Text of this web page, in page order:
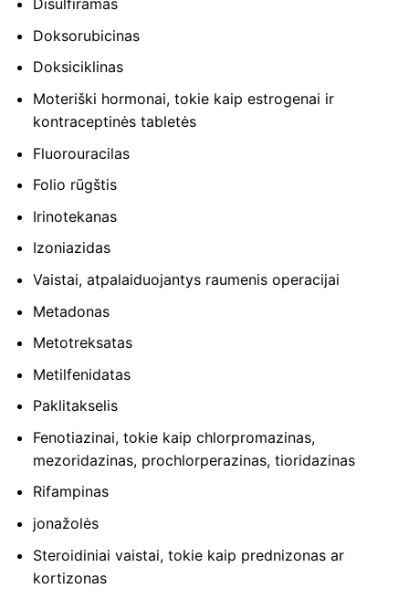
Disulfiramas
Doksorubicinas
Doksiciklinas
Moteriški hormonai, tokie kaip estrogenai ir
kontraceptinės tabletės
Fluorouracilas
Folio rūgštis
Irinotekanas
Izoniazidas
Vaistai, atpalaiduojantys raumenis operacijai
Metadonas
Metotreksatas
Metilfenidatas
Paklitakselis
Fenotiazinai, tokie kaip chlorpromazinas,
mezoridazinas, prochlorperazinas, tioridazinas
Rifampinas
jonažolės
Steroidiniai vaistai, tokie kaip prednizonas ar
kortizonas